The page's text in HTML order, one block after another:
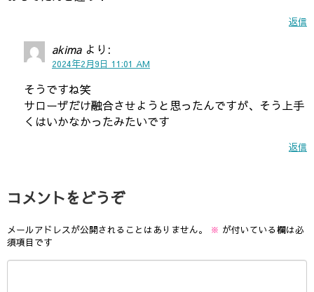
返信
akima より:
2024年2月9日 11:01 AM
そうですね笑
サローザだけ融合させようと思ったんですが、そう上手
くはいかなかったみたいです
返信
コメントをどうぞ
メールアドレスが公開されることはありません。 ※ が付いている欄は必
須項目です